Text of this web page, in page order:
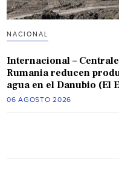
NACIONAL
Internacional –
Rumania reducen
agua en el Danubio (El
06 AGOSTO 2026